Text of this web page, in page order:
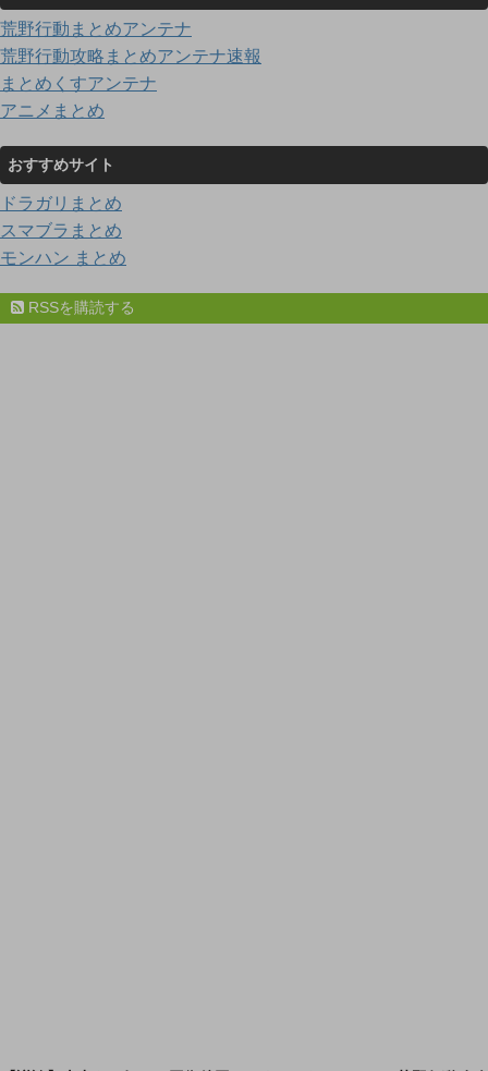
荒野行動まとめアンテナ
荒野行動攻略まとめアンテナ速報
まとめくすアンテナ
アニメまとめ
おすすめサイト
ドラガリまとめ
スマブラまとめ
モンハン まとめ
RSSを購読する